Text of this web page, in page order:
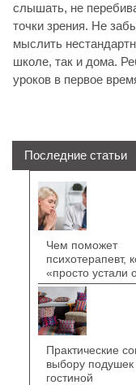
слышать, не
точки зрения. Не
мыслить
школе, так и дома.
уроков в первое
Последние статьи
Чем поможет
психотерапевт,
«просто устали
Практические
выбору подушек
гостиной